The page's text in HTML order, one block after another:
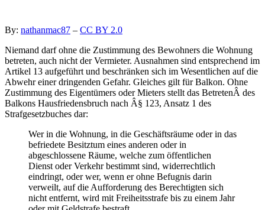
By: nathanmac87 – CC BY 2.0
Niemand darf ohne die Zustimmung des Bewohners die Wohnung
betreten, auch nicht der Vermieter. Ausnahmen sind entsprechend im
Artikel 13 aufgeführt und beschränken sich im Wesentlichen auf die
Abwehr einer dringenden Gefahr. Gleiches gilt für Balkon. Ohne
Zustimmung des Eigentümers oder Mieters stellt das BetretenÂ des
Balkons Hausfriedensbruch nach Â§ 123, Ansatz 1 des
Strafgesetzbuches dar:
Wer in die Wohnung, in die Geschäftsräume oder in das
befriedete Besitztum eines anderen oder in
abgeschlossene Räume, welche zum öffentlichen
Dienst oder Verkehr bestimmt sind, widerrechtlich
eindringt, oder wer, wenn er ohne Befugnis darin
verweilt, auf die Aufforderung des Berechtigten sich
nicht entfernt, wird mit Freiheitsstrafe bis zu einem Jahr